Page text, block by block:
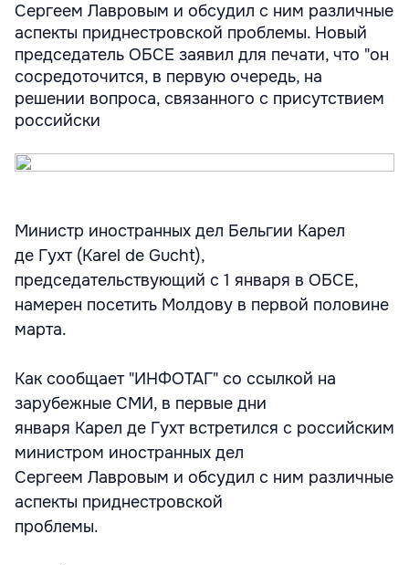
Сергеем Лавровым и обсудил с ним различные
аспекты приднестровской проблемы. Новый
председатель ОБСЕ заявил для печати, что "он
сосредоточится, в первую очередь, на
решении вопроса, связанного с присутствием
российски
Министр иностранных дел Бельгии Карел
де Гухт (Karel de Gucht),
председательствующий с 1 января в ОБСЕ,
намерен посетить Молдову в первой половине
марта.
Как сообщает "ИНФОТАГ" со ссылкой на
зарубежные СМИ, в первые дни
января Карел де Гухт встретился с российским
министром иностранных дел
Сергеем Лавровым и обсудил с ним различные
аспекты приднестровской
проблемы.